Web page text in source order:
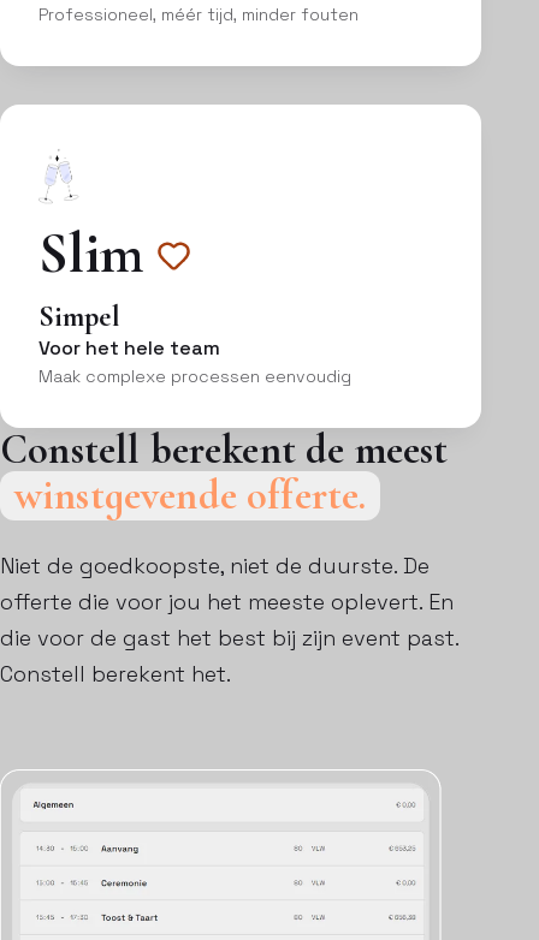
Professioneel, méér tijd, minder fouten
Slim
Simpel
Voor het hele team
Maak complexe processen eenvoudig
Constell berekent de meest
winstgevende offerte.
Niet de goedkoopste, niet de duurste. De
offerte die voor jou het meeste oplevert. En
die voor de gast het best bij zijn event past.
Constell berekent het.